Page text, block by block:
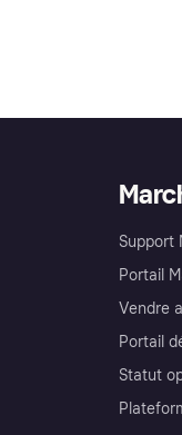
Support
Portail
Vendre
Portail
Statut